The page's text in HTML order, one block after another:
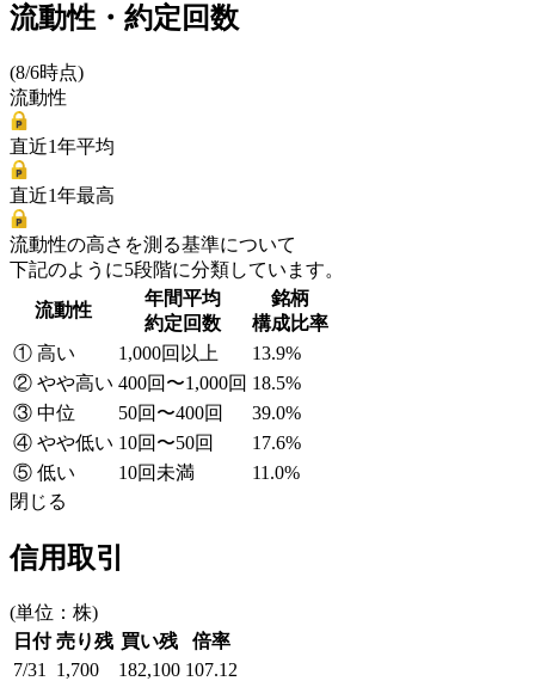
流動性・約定回数
(8/6時点)
流動性
直近1年平均
直近1年最高
流動性の高さを測る基準について
下記のように5段階に分類しています。
流動性
年間平均
約定回数
銘柄
構成比率
① 高い
1,000回以上
13.9%
② やや高い 400回〜1,000回 18.5%
③ 中位
50回〜400回
39.0%
④ やや低い 10回〜50回
17.6%
⑤ 低い
10回未満
11.0%
閉じる
信用取引
(単位：株)
日付 売り残 買い残
倍率
7/31
1,700 182,100 107.12